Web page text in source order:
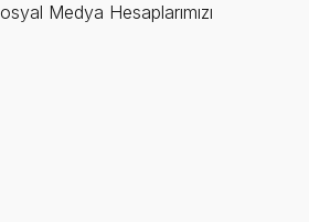
Medya Hesaplarımızı